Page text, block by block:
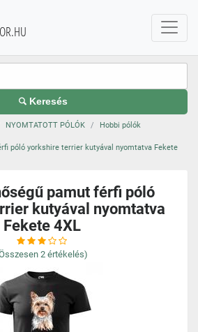
Keresés
NYOMTATOTT PÓLÓK
Hobbi pólók
póló yorkshire terrier kutyával nyomtatva Fekete
pamut férfi póló
kutyával nyomtatva
Fekete 4XL
2 értékelés)